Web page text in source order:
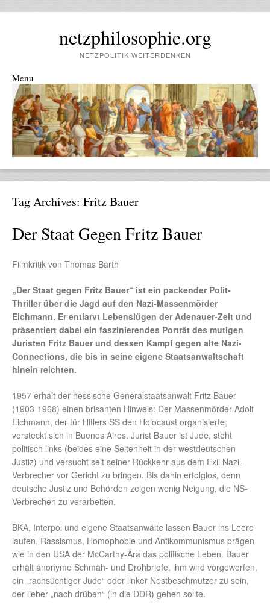
netzphilosophie.org
NETZPOLITIK WEITERDENKEN
Menu
Skip to content
Tag Archives: Fritz Bauer
Der Staat Gegen Fritz Bauer
Filmkritik von Thomas Barth
„Der Staat gegen Fritz Bauer“ ist ein packender Polit-
Thriller über die Jagd auf den Nazi-Massenmörder
Eichmann. Er entlarvt Lebenslügen der Adenauer-Zeit und
präsentiert dabei ein faszinierendes Porträt des mutigen
Juristen Fritz Bauer und dessen Kampf gegen alte Nazi-
Connections, die bis in seine eigene Staatsanwaltschaft
hinein reichten.
1957 erhält der hessische Generalstaatsanwalt Fritz Bauer
(1903-1968) einen brisanten Hinweis: Der Massenmörder Adolf
Eichmann, der für Hitlers SS den Holocaust organisierte,
versteckt sich in Buenos Aires. Jurist Bauer ist Jude, steht
politisch links (beides eine Seltenheit in der westdeutschen
Justiz) und versucht seit seiner Rückkehr aus dem Exil Nazi-
Verbrecher vor Gericht zu bringen. Bis dahin erfolglos, denn
deutsche Justiz und Behörden zeigen wenig Neigung, die NS-
Verbrechen zu verarbeiten.
BKA, Interpol und eigene Staatsanwälte lassen Bauer ins Leere
laufen, Rassismus, Homophobie und Antikommunismus prägen
wie in den USA der McCarthy-Ära das politische Leben. Bauer
erhält anonyme Schmäh- und Drohbriefe, ihm wird vorgeworfen,
ein „rachsüchtiger Jude“ oder linker Nestbeschmutzer zu sein,
der lieber „nach drüben“ (in die DDR) gehen sollte.